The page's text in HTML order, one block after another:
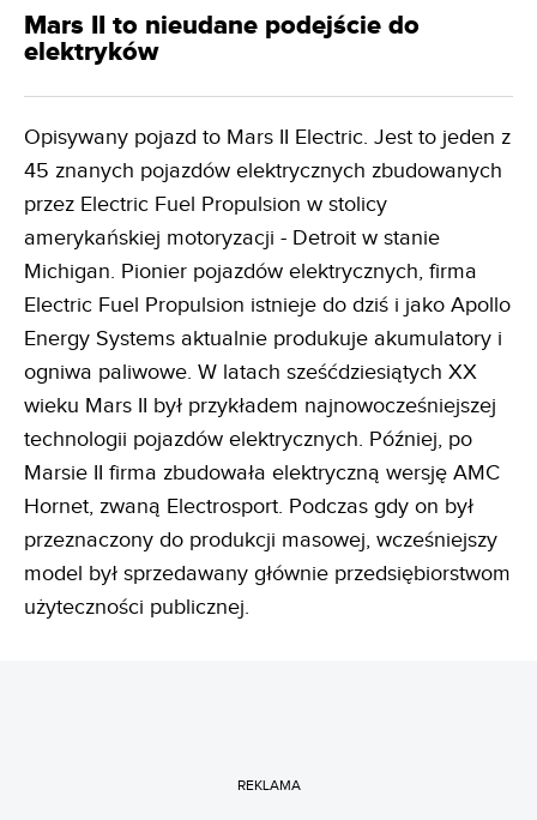
Mars II to nieudane podejście do
elektryków
Opisywany pojazd to Mars II Electric. Jest to jeden z
45 znanych pojazdów elektrycznych zbudowanych
przez Electric Fuel Propulsion w stolicy
amerykańskiej motoryzacji - Detroit w stanie
Michigan. Pionier pojazdów elektrycznych, firma
Electric Fuel Propulsion istnieje do dziś i jako Apollo
Energy Systems aktualnie produkuje akumulatory i
ogniwa paliwowe. W latach sześćdziesiątych XX
wieku Mars II był przykładem najnowocześniejszej
technologii pojazdów elektrycznych. Później, po
Marsie II firma zbudowała elektryczną wersję AMC
Hornet, zwaną Electrosport. Podczas gdy on był
przeznaczony do produkcji masowej, wcześniejszy
model był sprzedawany głównie przedsiębiorstwom
użyteczności publicznej.
REKLAMA